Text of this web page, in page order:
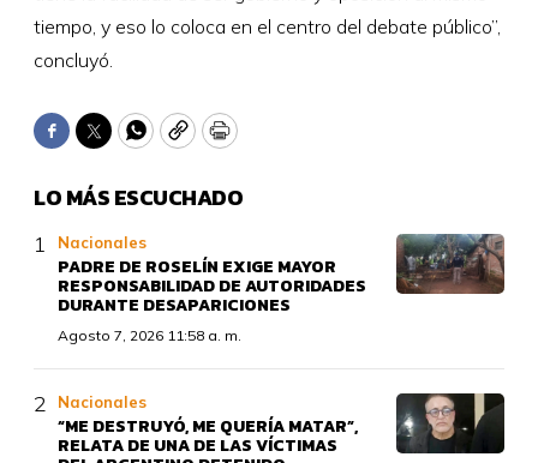
tiempo, y eso lo coloca en el centro del debate público”,
concluyó.
Facebook
TwitterWhatsApp
CopyPrint
LO MÁS ESCUCHADO
Nacionales
PADRE DE ROSELÍN EXIGE MAYOR
RESPONSABILIDAD DE AUTORIDADES
DURANTE DESAPARICIONES
Agosto 7, 2026 11:58 a. m.
Nacionales
“ME DESTRUYÓ, ME QUERÍA MATAR”,
RELATA DE UNA DE LAS VÍCTIMAS